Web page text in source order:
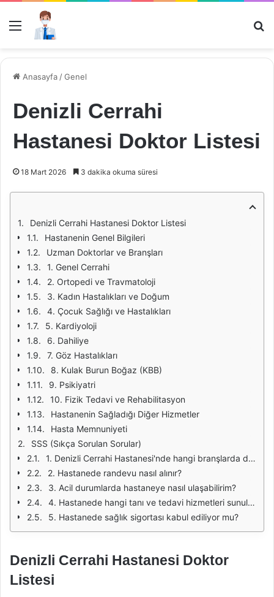
Menü
Anasayfa /Genel
Denizli Cerrahi
Hastanesi Doktor Listesi
18 Mart 2026 3 dakika okuma süresi
Denizli Cerrahi Hastanesi Doktor Listesi
Hastanenin Genel Bilgileri
Uzman Doktorlar ve Branşları
1. Genel Cerrahi
2. Ortopedi ve Travmatoloji
3. Kadın Hastalıkları ve Doğum
4. Çocuk Sağlığı ve Hastalıkları
5. Kardiyoloji
6. Dahiliye
7. Göz Hastalıkları
8. Kulak Burun Boğaz (KBB)
9. Psikiyatri
10. Fizik Tedavi ve Rehabilitasyon
Hastanenin Sağladığı Diğer Hizmetler
Hasta Memnuniyeti
SSS (Sıkça Sorulan Sorular)
1. Denizli Cerrahi Hastanesi'nde hangi branşlarda doktorlar bulunmaktadır?
2. Hastanede randevu nasıl alınır?
3. Acil durumlarda hastaneye nasıl ulaşabilirim?
4. Hastanede hangi tanı ve tedavi hizmetleri sunulmaktadır?
5. Hastanede sağlık sigortası kabul ediliyor mu?
Denizli Cerrahi Hastanesi Doktor
Listesi